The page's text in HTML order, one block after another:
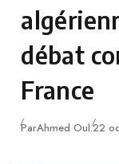
débat
France
ParAhmed Oul.22